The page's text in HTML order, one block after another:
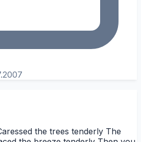
the trees tenderly The